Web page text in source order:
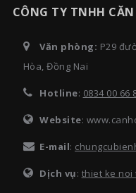
CÔNG TY TNHH
Văn phòng: P29
Hòa, Đồng Nai
Hotline: 0834 00 66
Website:
E-mail:
Dịch vụ: thiet ke noi